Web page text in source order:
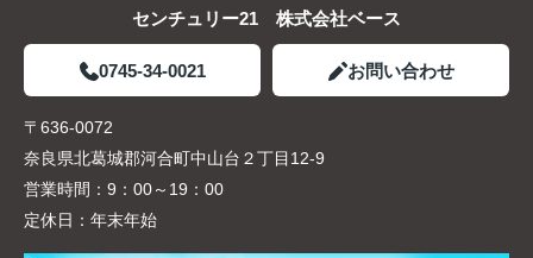
センチュリー21 株式会社ベース
0745-34-0021 お問い合わせ
〒636-0072
奈良県北葛城郡河合町中山台２丁目12-9
営業時間： 9：00～19：00
定休日： 年末年始